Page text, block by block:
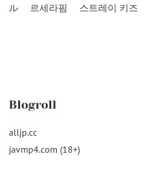
ル
르세라핌 스트레이 키즈
Blogroll
alljp.cc
javmp4.com (18+)